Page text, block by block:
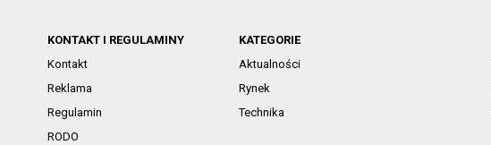
KONTAKT I REGULAMINY
Kontakt
Reklama
Regulamin
RODO
KATEGORIE
Aktualności
Rynek
Technika